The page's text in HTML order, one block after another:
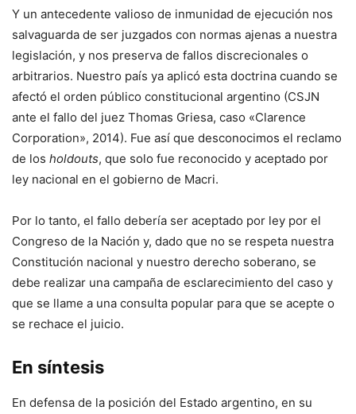
Y un antecedente valioso de inmunidad de ejecución nos
salvaguarda de ser juzgados con normas ajenas a nuestra
legislación, y nos preserva de fallos discrecionales o
arbitrarios. Nuestro país ya aplicó esta doctrina cuando se
afectó el orden público constitucional argentino (CSJN
ante el fallo del juez Thomas Griesa, caso «Clarence
Corporation», 2014). Fue así que desconocimos el reclamo
de los holdouts, que solo fue reconocido y aceptado por
ley nacional en el gobierno de Macri.
Por lo tanto, el fallo debería ser aceptado por ley por el
Congreso de la Nación y, dado que no se respeta nuestra
Constitución nacional y nuestro derecho soberano, se
debe realizar una campaña de esclarecimiento del caso y
que se llame a una consulta popular para que se acepte o
se rechace el juicio.
En síntesis
En defensa de la posición del Estado argentino, en su